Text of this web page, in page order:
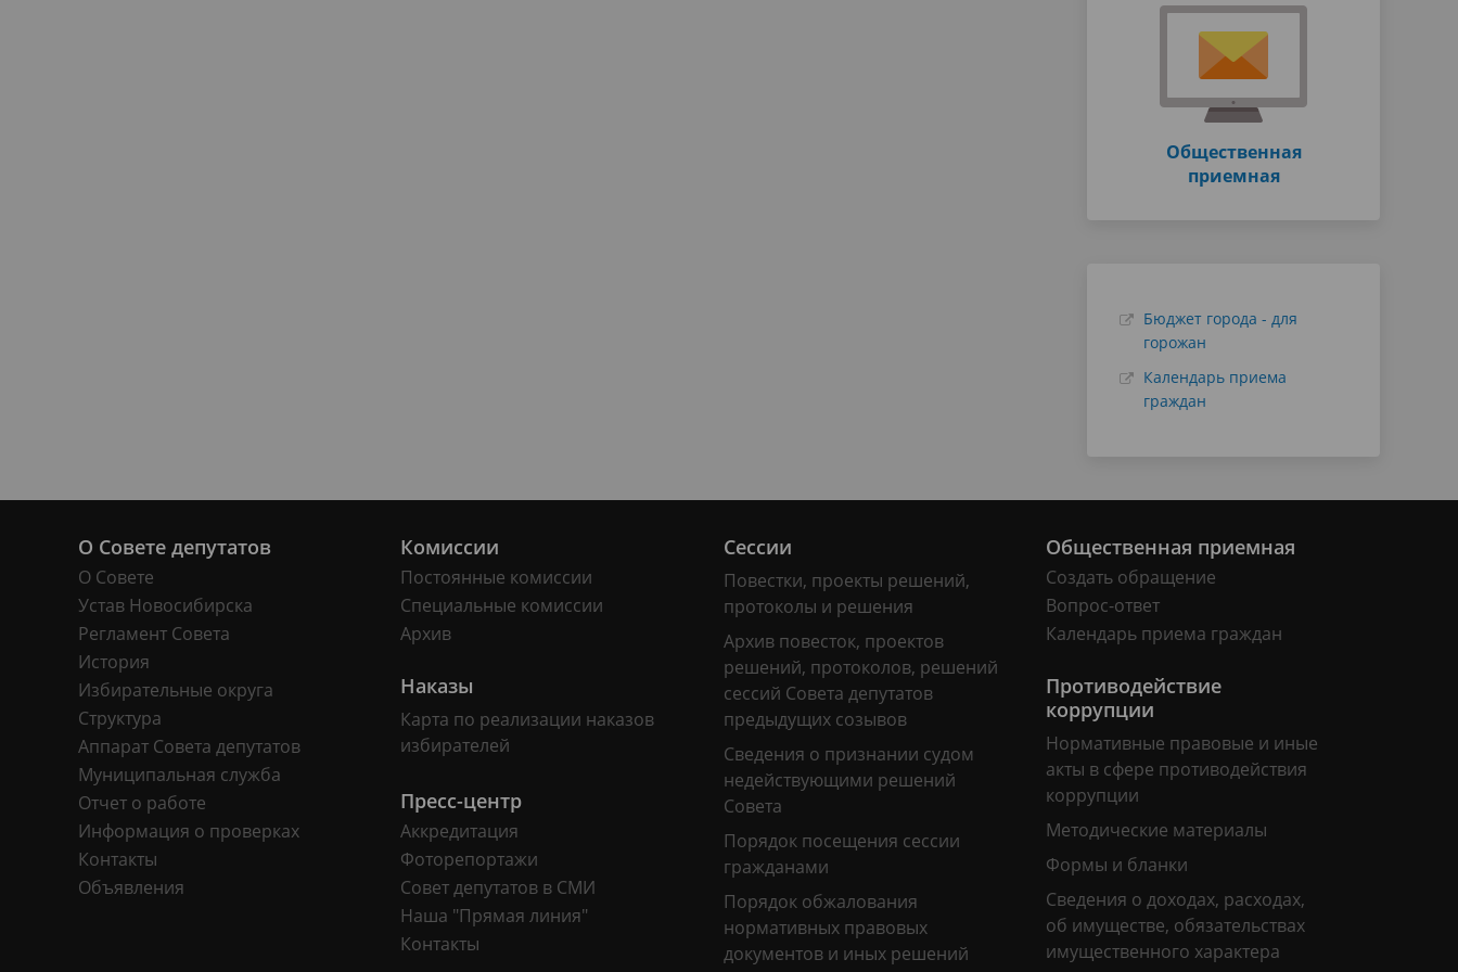
Общественная
приемная
Бюджет города - для
горожан
Календарь приема
граждан
О Совете депутатов
О Совете
Устав Новосибирска
Регламент Совета
История
Избирательные округа
Структура
Аппарат Совета депутатов
Муниципальная служба
Отчет о работе
Информация о проверках
Контакты
Объявления
Комиссии
Постоянные комиссии
Специальные комиссии
Архив
Сессии
Повестки, проекты решений,
протоколы и решения
Архив повесток, проектов
решений, протоколов, решений
сессий Совета депутатов
предыдущих созывов
Сведения о признании судом
недействующими решений
Совета
Порядок посещения сессии
гражданами
Порядок обжалования
нормативных правовых
документов и иных решений
Общественная приемная
Создать обращение
Вопрос-ответ
Календарь приема граждан
Наказы
Карта по реализации наказов
избирателей
Противодействие
коррупции
Нормативные правовые и иные
акты в сфере противодействия
коррупции
Методические материалы
Формы и бланки
Сведения о доходах, расходах,
об имуществе, обязательствах
имущественного характера
Пресс-центр
Аккредитация
Фоторепортажи
Совет депутатов в СМИ
Наша "Прямая линия"
Контакты